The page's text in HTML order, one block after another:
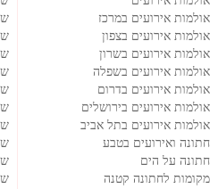
אולמות אירועים במרכז
אולמות אירועים בצפון
אולמות אירועים בשרון
אולמות אירועים בשפלה
אולמות אירועים בדרום
אולמות אירועים בירושלים
אולמות אירועים בתל אביב
חתונה ואירועים בטבע
חתונה על הים
מקומות לחתונה קטנה